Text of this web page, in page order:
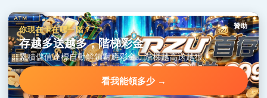
贊助
你現在卡在哪一階？
存越多送越多，階梯彩金
累積儲值達標自動解鎖對應彩金，階梯越高送越狠。
看我能領多少 →